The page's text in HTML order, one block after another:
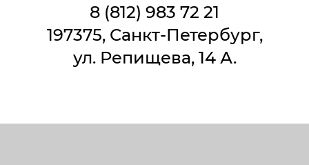
8 (812) 983 72 21
197375, Санкт-Петербург,
ул. Репищева, 14 А.